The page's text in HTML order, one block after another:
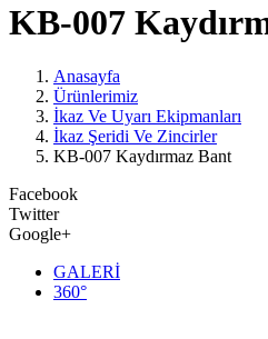
KB-007
Anasayfa
Ürünlerimiz
İkaz Ve Uyarı Ekipmanları
İkaz Şeridi Ve Zincirler
KB-007 Kaydırmaz Bant
Facebook
Twitter
Google+
GALERİ
360°